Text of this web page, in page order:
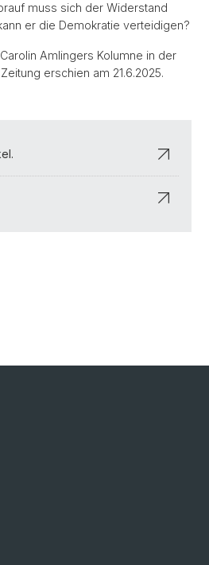
muss sich der Widerstand
er die Demokratie verteidigen?
Amlingers Kolumne in der
erschien am 21.6.2025.